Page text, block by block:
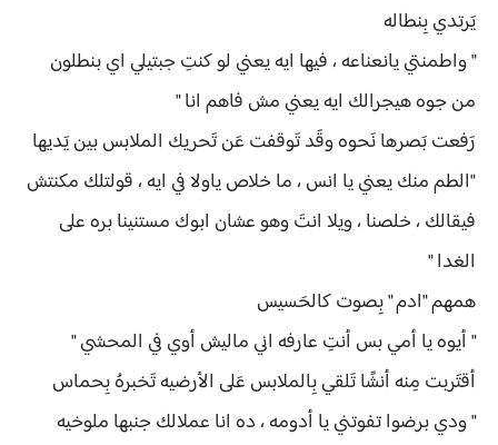
يَرتدي بِنطاله
" واطمنتي يانعناعه ، فيها ايه يعني لو كنتِ جبتيلي اي بنطلون
من جوه هيجرالك ايه يعني مش فاهم انا "
رَفعت بَصرها نَحوه وقَد تَوقفت عَن تَحريك الملابس بين يَديها
"الطم منك يعني يا انس ، ما خلاص ياولا في ايه ، قولتلك مكنتش
فيقالك ، خلصنا ، ويلا انتَ وهو عشان ابوك مستنينا بره على
الغدا "
همهم "ادم " بِصوت كالحَسيس
" أيوه يا أمي بس أنتِ عارفه اني ماليش أوي في المحشي "
أقتَربت مِنه أنشًا تَلقي بِالملابس عَلى الأرضيه تَخبرهُ بِحماس
" ودي برضوا تفوتني يا أدومه ، ده انا عملالك جنبها ملوخيه